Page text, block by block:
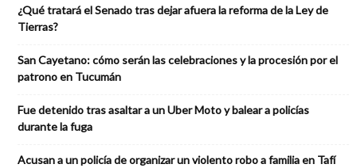
¿Qué tratará el Senado tras dejar afuera la reforma de la Ley de
Tierras?
San Cayetano: cómo serán las celebraciones y la procesión por el
patrono en Tucumán
Fue detenido tras asaltar a un Uber Moto y balear a policías
durante la fuga
Acusan a un policía de organizar un violento robo a familia en Tafí